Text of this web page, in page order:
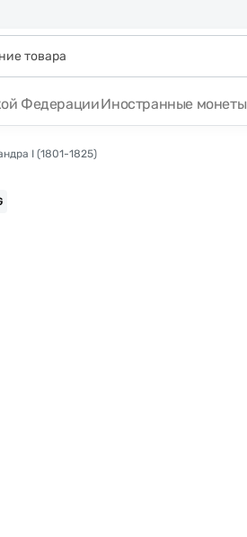
ФедерацииИностранные монеты
I (1801-1825)